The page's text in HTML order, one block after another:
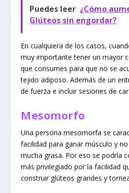
Puedes leer ¿Cómo
Glúteos sin engordar?
En cualquiera de los casos,
muy importante tener un mayor
que consumes para que no se
tejido adiposo. Además de un
de fuerza e incluir sesiones de
Mesomorfo
Una persona mesomorfa se
facilidad para ganar músculo y
mucha grasa. Por eso se podría
más privilegiado por la facilidad
construir glúteos grandes y